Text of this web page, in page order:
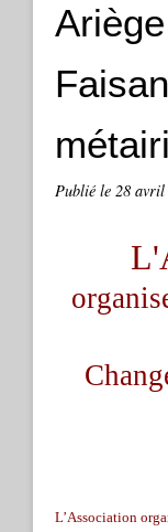
Publié le 28 avril
L’Association